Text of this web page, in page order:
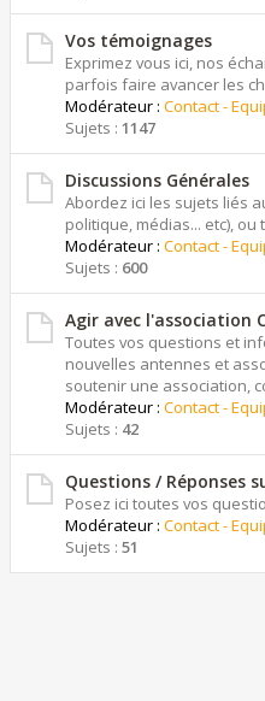
Vos témoignages
Exprimez vous ici, nos
parfois faire avancer les
Modérateur : Contact -
Sujets : 1147
Discussions Générales
Abordez ici les sujets liés
politique, médias... etc), ou
Modérateur : Contact -
Sujets : 600
Agir avec l'association
Toutes vos questions et
nouvelles antennes et
soutenir une association,
Modérateur : Contact -
Sujets : 42
Questions / Réponses
Posez ici toutes vos
Modérateur : Contact -
Sujets : 51